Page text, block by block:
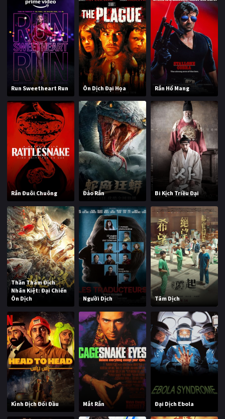
Run Sweetheart Run Ôn Dịch Đại Họa Rắn Hổ Mang
Rắn Đuôi Chuông Đảo Rắn Bi Kịch Triều Đại
Thần Thám Địch
Nhân Kiệt: Đại Chiến
Ôn Dịch
Người Dịch Tâm Dịch
Kình Địch Đối Đầu Mắt Rắn Đại Dịch Ebola